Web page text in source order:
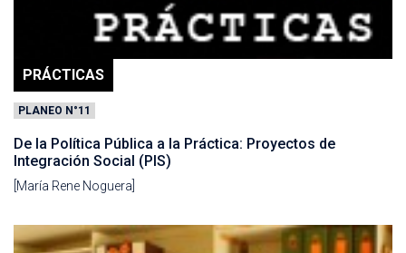
PRÁCTICAS
PLANEO N°11
De la Política Pública a la Práctica: Proyectos de
Integración Social (PIS)
[María Rene Noguera]